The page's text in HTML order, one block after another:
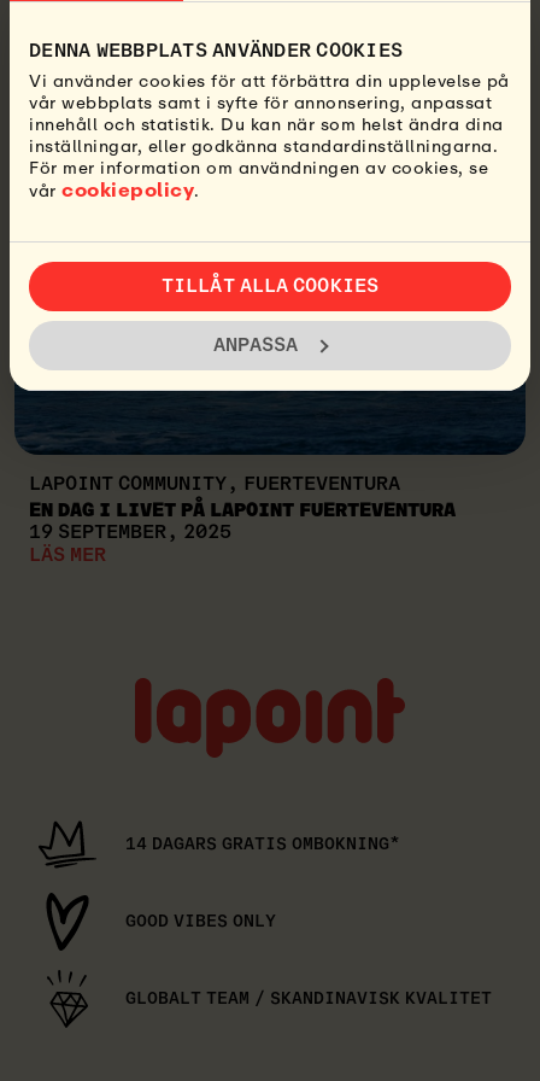
DENNA WEBBPLATS ANVÄNDER COOKIES
Vi använder cookies för att förbättra din upplevelse på
vår webbplats samt i syfte för annonsering, anpassat
innehåll och statistik. Du kan när som helst ändra dina
inställningar, eller godkänna standardinställningarna.
För mer information om användningen av cookies, se
vår cookiepolicy.
TILLÅT ALLA COOKIES
ANPASSA
1 JULI, 2026
LAPOINT COMMUNITY, FUERTEVENTURA
EN DAG I LIVET PÅ LAPOINT FUERTEVENTURA
19 SEPTEMBER, 2025
LÄS MER
logo
14 DAGARS GRATIS OMBOKNING*
GOOD VIBES ONLY
GLOBALT TEAM / SKANDINAVISK KVALITET